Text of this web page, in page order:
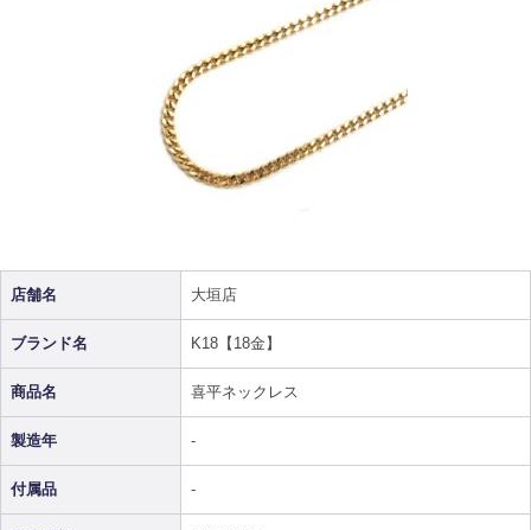
店舗名 大垣店
ブランド名 K18【18金】
商品名 喜平ネックレス
製造年 -
付属品 -